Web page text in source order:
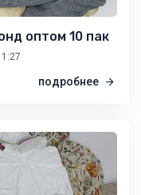
оптом 10 пак
подробнее